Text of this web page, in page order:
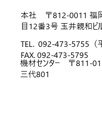
本社 〒812-0011 福
目12番3号 玉井親和ビ
TEL. 092-473-5755（
FAX.092-473-5795
機材センター 〒811-
三代801